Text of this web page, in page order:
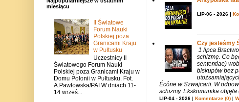
LIP-06 - 2026 |
Czy jesteśmy
1 lipca
schizmę. Co
sententiae)
biskupów bez
Écône w Szwajcarii. W
schizmy. Ekskomunika
LIP-04 - 2026 | Komentarze (0)|
miesiącu
II Światowe
Forum Nauki
Polskiej poza
Granicami Kraju
w Pułtusku
Uczestnicy II
Światowego Forum Nauki
Polskiej poza Granicami Kraju w
Domu Polonii w Pułtusku. Fot.
A.Pawłowska/PAI W dniach 11-
14 wrześ...